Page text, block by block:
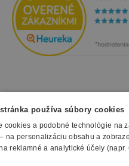
NAKUPOVANIE
Všetko o nákupe
Obchodné podmienky
SLUŽBY
používa súbory cookies
cookies a podobné technológie na
na personalizáciu obsahu a
reklamné a analytické účely